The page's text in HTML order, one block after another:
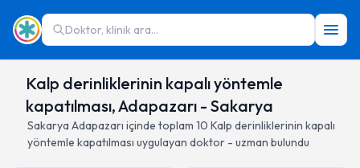
Doktor, klinik ara...
Kalp derinliklerinin kapalı yöntemle
kapatılması, Adapazarı - Sakarya
Sakarya Adapazarı içinde toplam 10 Kalp derinliklerinin kapalı
yöntemle kapatılması uygulayan doktor - uzman bulundu